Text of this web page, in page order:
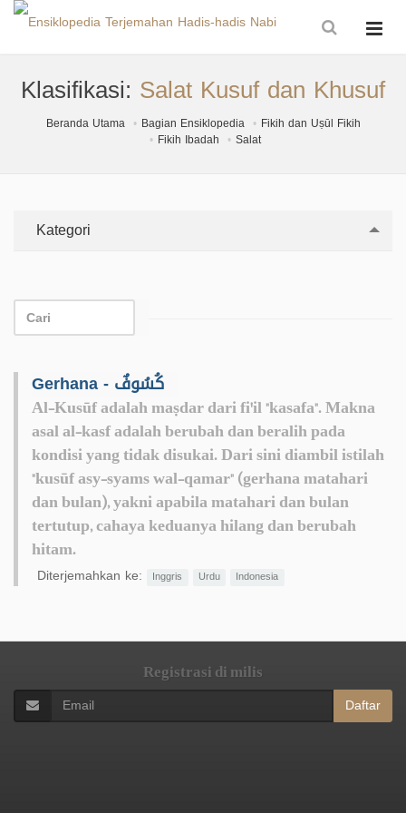
Klasifikasi: Salat Kusuf dan Khusuf
Beranda Utama Bagian Ensiklopedia
Fikih dan Uṣūl Fikih
Fikih Ibadah
Salat
Kategori
Gerhana - كُسُوفٌ
Al-Kusūf adalah maṣdar dari fi'il "kasafa". Makna
asal al-kasf adalah berubah dan beralih pada
kondisi yang tidak disukai. Dari sini diambil istilah
"kusūf asy-syams wal-qamar" (gerhana matahari
dan bulan), yakni apabila matahari dan bulan
tertutup, cahaya keduanya hilang dan berubah
hitam.
Diterjemahkan ke: Inggris Urdu Indonesia
Registrasi di milis
Daftar